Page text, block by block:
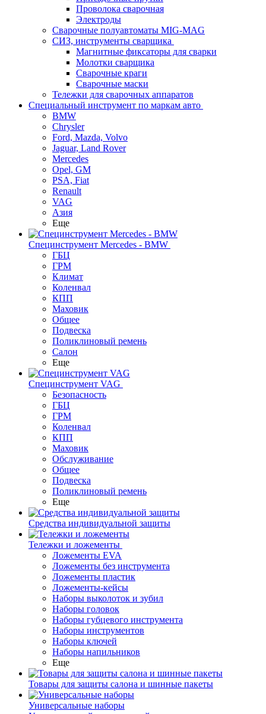
Проволока сварочная
Электроды
Сварочные полуавтоматы MIG-MAG
СИЗ, инструменты сварщика
Магнитные фиксаторы для сварки
Молотки сварщика
Сварочные краги
Сварочные маски
Тележки для сварочных аппаратов
Специальный инструмент по маркам авто
BMW
Chrysler
Ford, Mazda, Volvo
Jaguar, Land Rover
Mercedes
Opel, GM
PSA, Fiat
Renault
VAG
Азия
Еще
Специнструмент Mercedes - BMW
ГБЦ
ГРМ
Климат
Коленвал
КПП
Маховик
Общее
Подвеска
Поликлиновый ремень
Салон
Еще
Специнструмент VAG
Безопасность
ГБЦ
ГРМ
Коленвал
КПП
Маховик
Обслуживание
Общее
Подвеска
Поликлиновый ремень
Еще
Средства индивидуальной защиты
Тележки и ложементы
Ложементы EVA
Ложементы без инструмента
Ложементы пластик
Ложементы-кейсы
Наборы выколоток и зубил
Наборы головок
Наборы губцевого инструмента
Наборы инструментов
Наборы ключей
Наборы напильников
Еще
Товары для защиты салона и шинные пакеты
Универсальные наборы